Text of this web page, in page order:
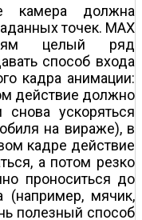
камера должна
точек. MAX
целый ряд
способ входа
кадра анимации:
действие должно
ускоряться
на вираже), в
кадре действие
а потом резко
проноситься до
(например, мячик,
полезный способ